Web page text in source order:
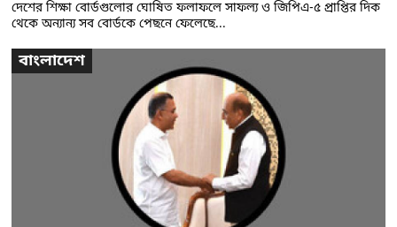
দেশের শিক্ষা বোর্ডগুলোর ঘোষিত ফলাফলে সাফল্য ও জিপিএ-৫ প্রাপ্তির দিক
থেকে অন্যান্য সব বোর্ডকে পেছনে ফেলেছে...
বাংলাদেশ